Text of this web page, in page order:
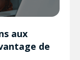
aux
de